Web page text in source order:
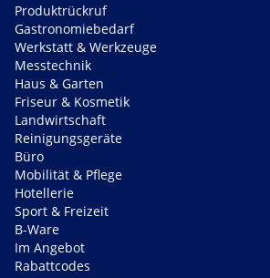
Produktrückruf
Gastronomiebedarf
Werkstatt & Werkzeuge
Messtechnik
Haus & Garten
Friseur & Kosmetik
Landwirtschaft
Reinigungsgeräte
Büro
Mobilität & Pflege
Hotellerie
Sport & Freizeit
B-Ware
Im Angebot
Rabattcodes